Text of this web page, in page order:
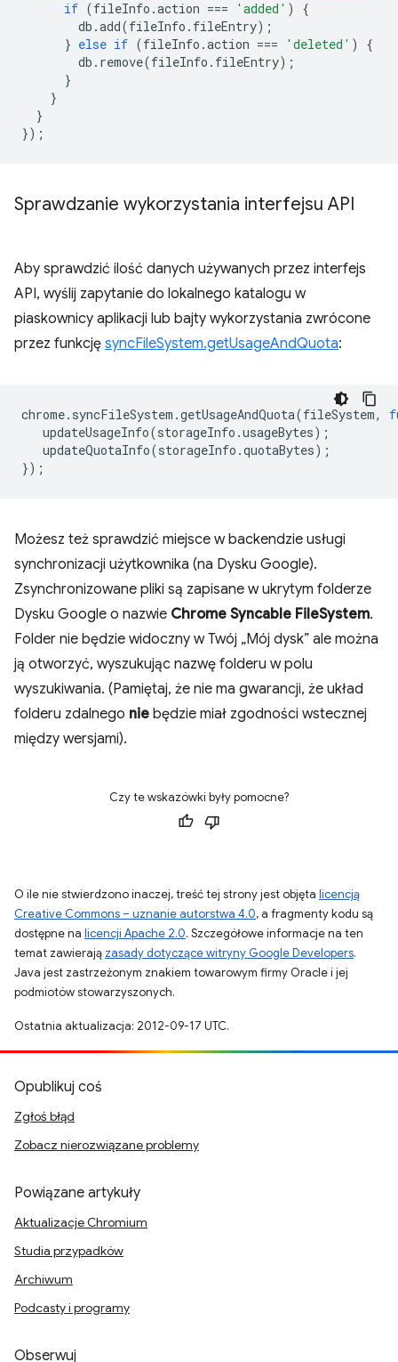
if (fileInfo .action === 'added' )
{
db .add(fileInfo . fileEntry);
} else if (fileInfo .action === 'deleted' )
{
db . remove(fileInfo . fileEntry);
}
}
}
});
Sprawdzanie wykorzystania interfejsu API
Aby sprawdzić ilość danych używanych przez interfejs
API, wyślij zapytanie do lokalnego katalogu w
piaskownicy aplikacji lub bajty wykorzystania zwrócone
przez funkcję syncFileSystem.getUsageAndQuota:
chrome. syncFileSystem .getUsageAndQuota(fileSystem,
updateUsageInfo(storageInfo .usageBytes);
updateQuotaInfo(storageInfo .quotaBytes);
});
Możesz też sprawdzić miejsce w backendzie usługi
synchronizacji użytkownika (na Dysku Google).
Zsynchronizowane pliki są zapisane w ukrytym folderze
Dysku Google o nazwie Chrome Syncable FileSystem.
Folder nie będzie widoczny w Twój „Mój dysk” ale można
ją otworzyć, wyszukując nazwę folderu w polu
wyszukiwania. (Pamiętaj, że nie ma gwarancji, że układ
folderu zdalnego nie będzie miał zgodności wstecznej
między wersjami).
Czy te wskazówki były pomocne?
O ile nie stwierdzono inaczej, treść tej strony jest objęta licencją
Creative Commons – uznanie autorstwa 4.0, a fragmenty kodu są
dostępne na licencji Apache 2.0. Szczegółowe informacje na ten
temat zawierają zasady dotyczące witryny Google Developers.
Java jest zastrzeżonym znakiem towarowym firmy Oracle i jej
podmiotów stowarzyszonych.
Ostatnia aktualizacja: 2012-09-17 UTC.
Opublikuj coś
Zgłoś błąd
Zobacz nierozwiązane problemy
Powiązane artykuły
Aktualizacje Chromium
Studia przypadków
Archiwum
Podcasty i programy
Obserwuj